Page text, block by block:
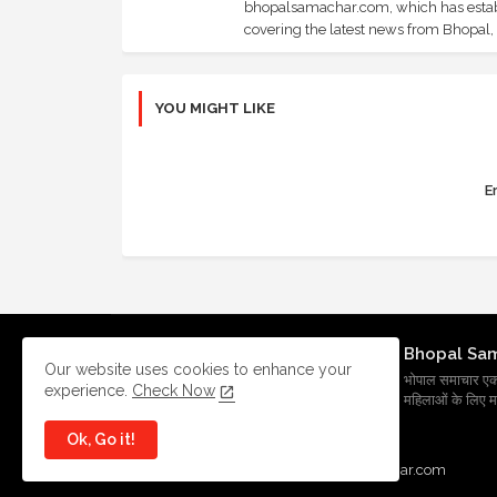
bhopalsamachar.com, which has
covering the latest news from Bhopal,
YOU MIGHT LIKE
Bhopal
भोपाल समाचार एक
महिलाओं के लिए
BhopalSmachar.com
Our website uses cookies to enhance your
experience. Check Now
Ok, Go it!